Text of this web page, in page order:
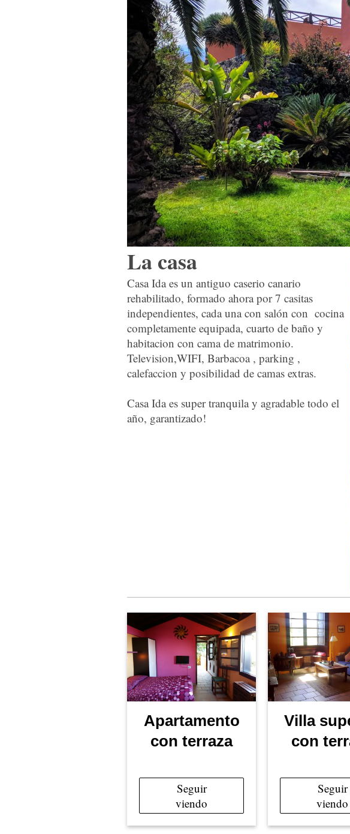
La casa
Casa Ida es un antiguo caserio canario
rehabilitado, formado ahora por 7 casitas
independientes, cada una con salón con cocina
completamente equipada, cuarto de baño y
habitacion con cama de matrimonio.
Television,WIFI, Barbacoa , parking ,
calefaccion y posibilidad de camas extras.
Casa Ida es super tranquila y agradable todo el
año, garantizado!
Apartamento
con terraza
Seguir
viendo
Villa
con
Seguir
viendo